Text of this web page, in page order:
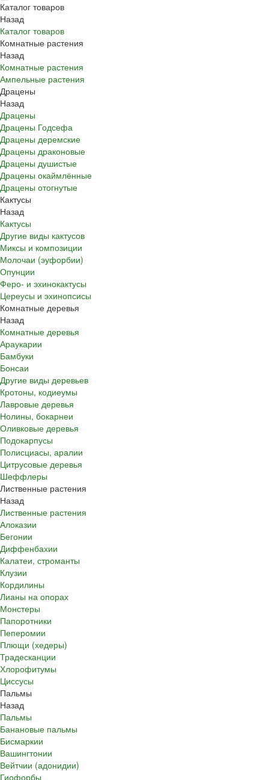
Каталог товаров
Назад
Каталог товаров
Комнатные растения
Назад
Комнатные растения
Ампельные растения
Драцены
Назад
Драцены
Драцены Годсефа
Драцены деремские
Драцены драконовые
Драцены душистые
Драцены окаймлённые
Драцены отогнутые
Кактусы
Назад
Кактусы
Другие виды кактусов
Миксы и композиции
Молочаи (эуфорбии)
Опунции
Феро- и эхинокактусы
Цереусы и эхинопсисы
Комнатные деревья
Назад
Комнатные деревья
Араукарии
Бамбуки
Бонсаи
Другие виды деревьев
Кротоны, кодиеумы
Лавровые деревья
Нолины, бокарнеи
Оливковые деревья
Подокарпусы
Полисциасы, аралии
Цитрусовые деревья
Шеффлеры
Лиственные растения
Назад
Лиственные растения
Алоказии
Бегонии
Диффенбахии
Калатеи, строманты
Клузии
Кордилины
Лианы на опорах
Монстеры
Папоротники
Пеперомии
Плющи (хедеры)
Традесканции
Хлорофитумы
Циссусы
Пальмы
Назад
Пальмы
Банановые пальмы
Бисмаркии
Вашингтонии
Вейтчии (адонидии)
Гиофорбы